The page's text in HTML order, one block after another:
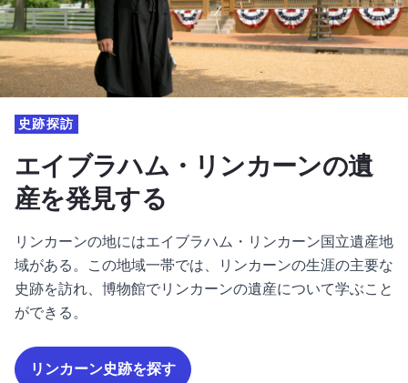
エイブラハム・リンカーンの遺
産を発見する
史跡探訪
リンカーンの地にはエイブラハム・リンカーン国立遺産地
域がある。この地域一帯では、リンカーンの生涯の主要な
史跡を訪れ、博物館でリンカーンの遺産について学ぶこと
ができる。
リンカーン史跡を探す